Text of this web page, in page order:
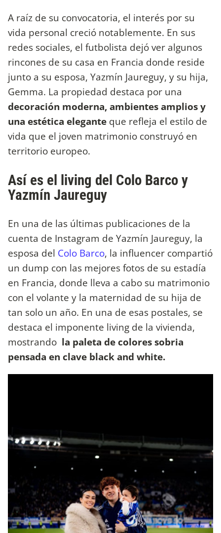
A raíz de su convocatoria, el interés por su
vida personal creció notablemente. En sus
redes sociales, el futbolista dejó ver algunos
rincones de su casa en Francia donde reside
junto a su esposa, Yazmín Jaureguy, y su hija,
Gemma. La propiedad destaca por una
decoración moderna, ambientes amplios y
una estética elegante que refleja el estilo de
vida que el joven matrimonio construyó en
territorio europeo.
Así es el living del Colo Barco y
Yazmín Jaureguy
En una de las últimas publicaciones de la
cuenta de Instagram de Yazmín Jaureguy, la
esposa del Colo Barco, la influencer compartió
un dump con las mejores fotos de su estadía
en Francia, donde lleva a cabo su matrimonio
con el volante y la maternidad de su hija de
tan solo un año. En una de esas postales, se
destaca el imponente living de la vivienda,
mostrando la paleta de colores sobria
pensada en clave black and white.